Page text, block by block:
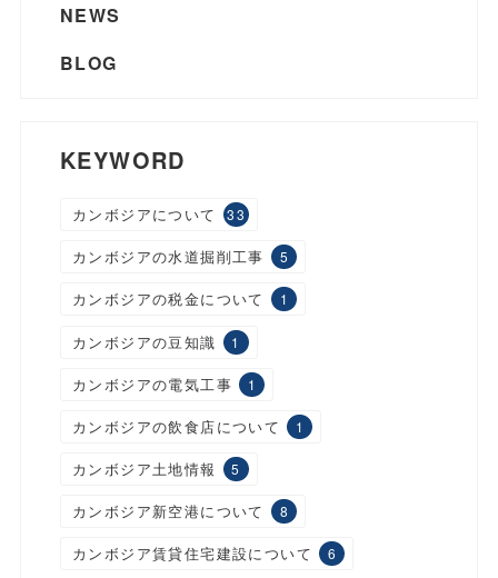
NEWS
BLOG
KEYWORD
カンボジアについて 33
カンボジアの水道掘削工事 5
カンボジアの税金について 1
カンボジアの豆知識 1
カンボジアの電気工事 1
カンボジアの飲食店について 1
カンボジア土地情報 5
カンボジア新空港について 8
カンボジア賃貸住宅建設について 6